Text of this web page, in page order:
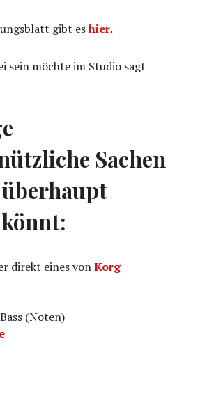
gibt eshier.
sein möchte im Studio sagt
Sachen
direkt eines vonKorg
(Noten)